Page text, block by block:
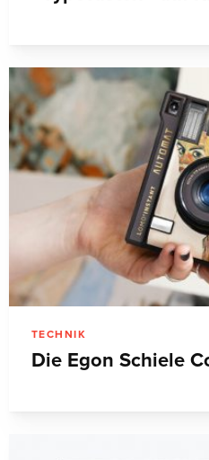
TECHNIK
Die Egon Schiele